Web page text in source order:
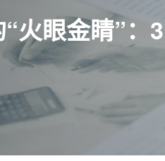
火眼金睛”